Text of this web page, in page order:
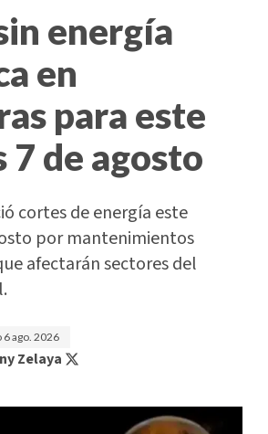
energía
en
para este
7 de agosto
cortes de energía este
por mantenimientos
afectarán sectores del
6 ago. 2026
Zelaya